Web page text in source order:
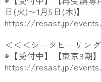
日(火)〜1月5日(木)】
https://resast.jp/
＜＜＜シータヒーリン
◉【受付中】【東京9期
https://resast.jp/